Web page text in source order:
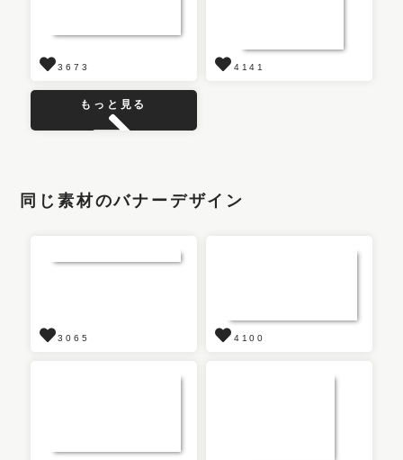
3673 4141
もっと見る
同じ素材のバナーデザイン
3065 4100